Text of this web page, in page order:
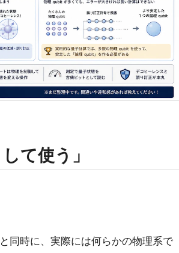
て使う」
同時に、実際には何らかの物理系で